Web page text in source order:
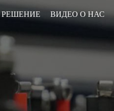
РЕШЕНИЕ ВИДЕО О НАС